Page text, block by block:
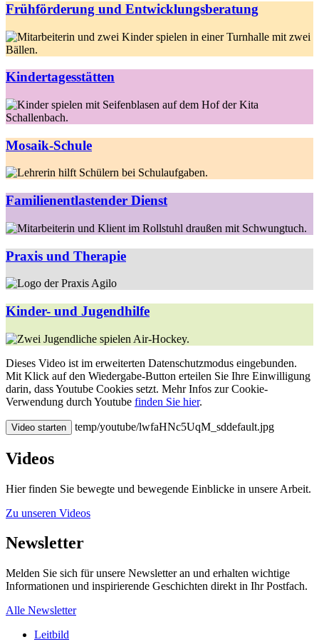
Frühförderung und Entwicklungsberatung
Kindertagesstätten
Mosaik-Schule
Familienentlastender Dienst
Praxis und Therapie
Kinder- und Jugendhilfe
Dieses Video ist im erweiterten Datenschutzmodus eingebunden.
Mit Klick auf den Wiedergabe-Button erteilen Sie Ihre Einwilligung
darin, dass Youtube Cookies setzt. Mehr Infos zur Cookie-
Verwendung durch Youtube finden Sie hier.
Video starten temp/youtube/lwfaHNc5UqM_sddefault.jpg
Videos
Hier finden Sie bewegte und bewegende Einblicke in unsere Arbeit.
Zu unseren Videos
Newsletter
Melden Sie sich für unsere Newsletter an und erhalten wichtige
Informationen und inspirierende Geschichten direkt in Ihr Postfach.
Alle Newsletter
Leitbild